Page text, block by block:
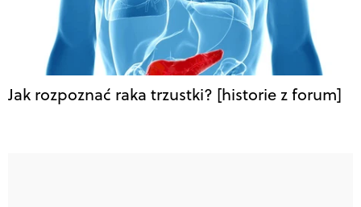
Jak rozpoznać raka trzustki? [historie z forum]